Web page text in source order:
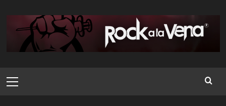
contenido
principal